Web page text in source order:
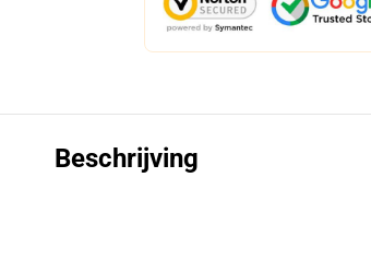
Beschrijving